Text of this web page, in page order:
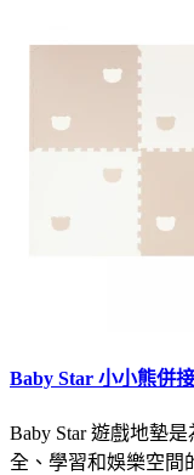
Baby Star 小小熊併
Baby Star 遊戲地墊
全、學習和娛樂空間